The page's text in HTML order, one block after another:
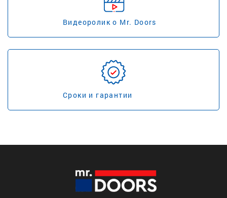
Видеоролик о Mr. Doors
Сроки и гарантии